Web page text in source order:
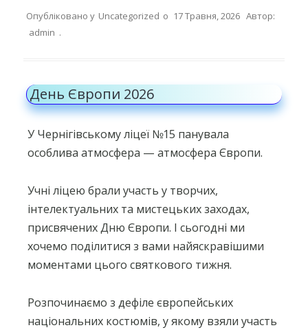
Опубліковано у Uncategorized о 17 Травня, 2026 Автор:
admin .
День Європи 2026
У Чернігівському ліцеї №15 панувала
особлива атмосфера — атмосфера Європи.
Учні ліцею брали участь у творчих,
інтелектуальних та мистецьких заходах,
присвячених Дню Європи. І сьогодні ми
хочемо поділитися з вами найяскравішими
моментами цього святкового тижня.
Розпочинаємо з дефіле європейських
національних костюмів, у якому взяли участь